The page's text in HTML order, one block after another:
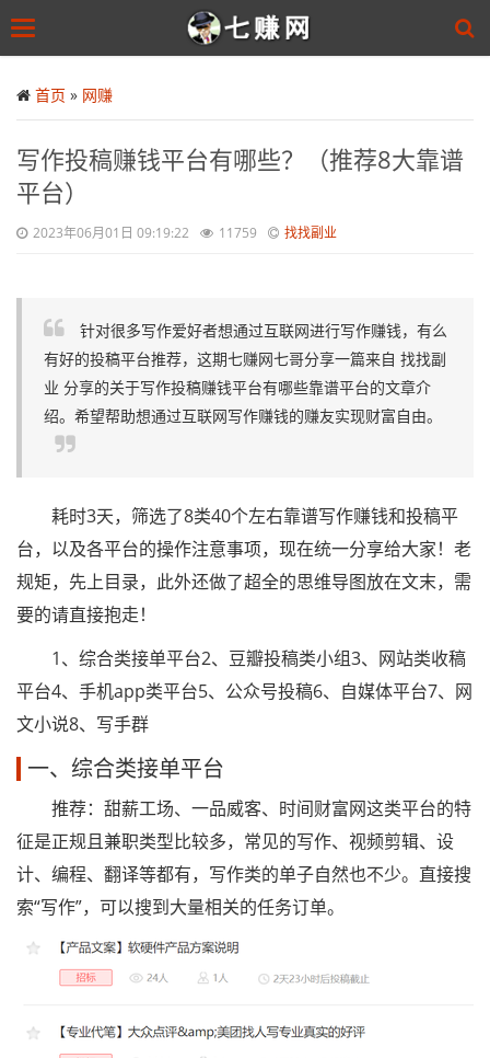
to
main
Toggle
首页 » 网赚
写作投稿赚钱平台有哪些？（推荐8大靠谱
平台）
2023年06月01日 09:19:22 11759 找找副业
针对很多写作爱好者想通过互联网进行写作赚钱，有么
有好的投稿平台推荐，这期七赚网七哥分享一篇来自 找找副
业 分享的关于写作投稿赚钱平台有哪些靠谱平台的文章介
绍。希望帮助想通过互联网写作赚钱的赚友实现财富自由。
耗时3天，筛选了8类40个左右靠谱写作赚钱和投稿平
台，以及各平台的操作注意事项，现在统一分享给大家！老
规矩，先上目录，此外还做了超全的思维导图放在文末，需
要的请直接抱走！
1、综合类接单平台2、豆瓣投稿类小组3、网站类收稿
平台4、手机app类平台5、公众号投稿6、自媒体平台7、网
文小说8、写手群
一、综合类接单平台
推荐：甜薪工场、一品威客、时间财富网这类平台的特
征是正规且兼职类型比较多，常见的写作、视频剪辑、设
计、编程、翻译等都有，写作类的单子自然也不少。直接搜
索“写作”，可以搜到大量相关的任务订单。